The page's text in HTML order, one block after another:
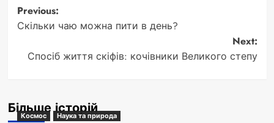
Post
navigation
Previous:
Скільки чаю можна пити в день?
Next:
Спосіб життя скіфів: кочівники Великого степу
Більше історій
Космос Наука та природа